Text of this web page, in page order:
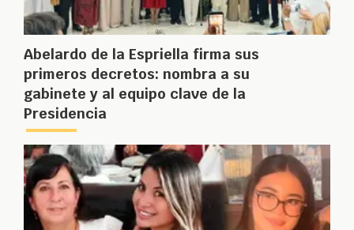
Abelardo de la Espriella firma sus
primeros decretos: nombra a su
gabinete y al equipo clave de la
Presidencia